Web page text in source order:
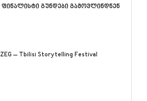
ფინალისტი გუნდები გამოვლინდნენ
ZEG – Tbilisi Storytelling Festival